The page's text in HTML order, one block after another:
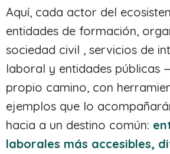
Aquí, cada actor del
entidades de formación,
sociedad civil , servicios de
laboral y entidades públicas
propio camino, con
ejemplos que lo
hacia a un destino común:
laborales más accesibles,